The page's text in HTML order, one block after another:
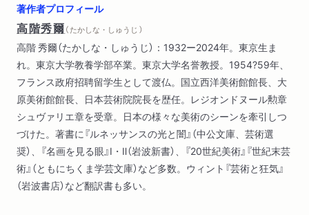
綜合主義
科学主義）
結び 二十世紀への道
著作者プロフィール
高階秀爾（ たかしな・しゅうじ ）
高階 秀爾（たかしな・しゅうじ）：1932ー2024年。東京生ま
れ。東京大学教養学部卒業。東京大学名誉教授。1954?59年、
フランス政府招聘留学生として渡仏。国立西洋美術館館長、大
原美術館館長、日本芸術院院長を歴任。レジオンドヌール勲章
シュヴァリエ章を受章。日本の様々な美術のシーンを牽引しつ
づけた。著書に『ルネッサンスの光と闇』（中公文庫、芸術選
奨）、『名画を見る眼』Ⅰ・Ⅱ（岩波新書）、『20世紀美術』『世紀末芸
術』（ともにちくま学芸文庫）など多数。ウィント『芸術と狂気』
（岩波書店）など翻訳書も多い。